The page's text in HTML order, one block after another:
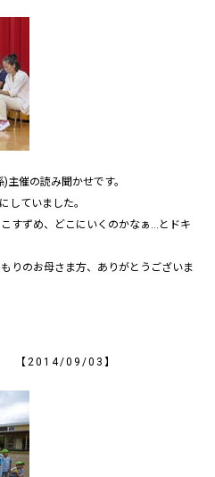
催の読み聞かせです。
していました。
すずめ、どこにいくのかなぁ…とドキ
りのお母さま方、ありがとうございま
【2014/09/03】